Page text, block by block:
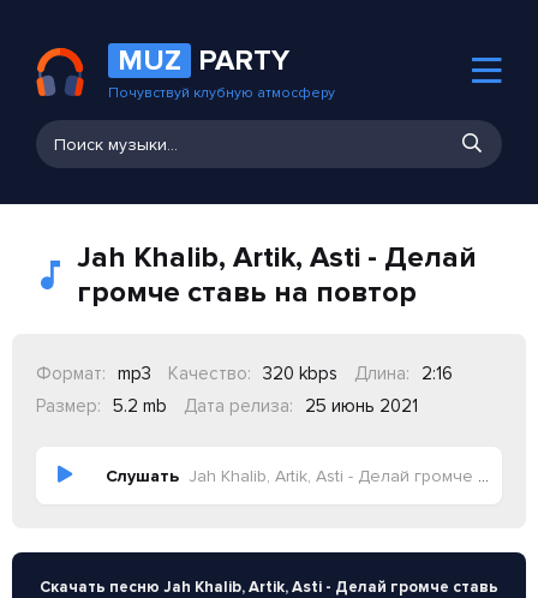
MUZ PARTY
Почувствуй клубную атмосферу
Jah Khalib, Artik, Asti - Делай
громче ставь на повтор
Формат: mp3 Качество: 320 kbps Длина:
2:16
Размер:
5.2 mb Дата релиза: 25 июнь 2021
Слушать Jah Khalib, Artik, Asti - Делай громче ставь на повтор
Скачать песню Jah Khalib, Artik, Asti - Делай громче ставь